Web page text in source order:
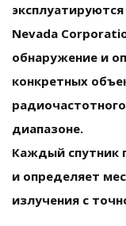
Nevada
обнаружение и
конкретных
диапазоне.
Каждый спутник
и определяет
излучения с